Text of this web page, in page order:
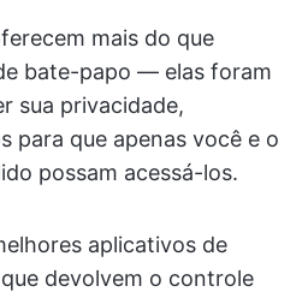
mais do que
bate-papo — elas foram
sua privacidade,
para que apenas você e o
possam acessá-los.
aplicativos de
devolvem o controle